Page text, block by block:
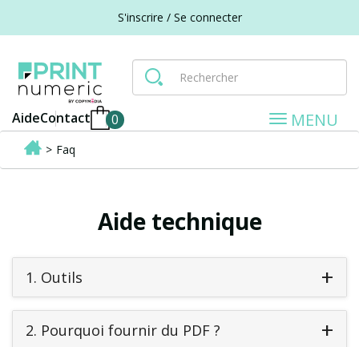
S'inscrire / Se connecter
AideContact 0 TOGGLE
MENU
> Faq
Aide technique
1. Outils
2. Pourquoi fournir du PDF ?